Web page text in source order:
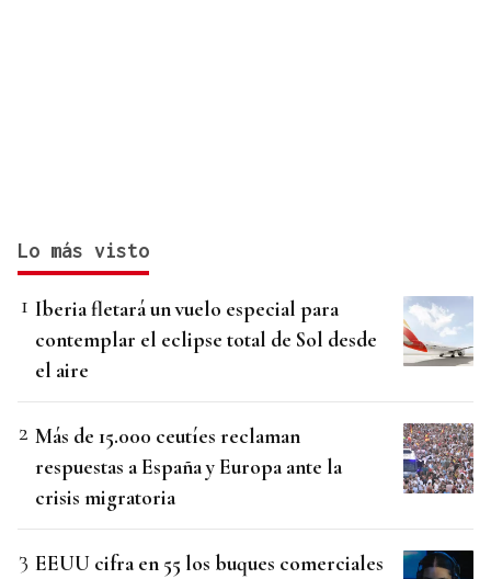
Lo más visto
Iberia fletará un vuelo especial para
contemplar el eclipse total de Sol desde
el aire
Más de 15.000 ceutíes reclaman
respuestas a España y Europa ante la
crisis migratoria
EEUU cifra en 55 los buques comerciales